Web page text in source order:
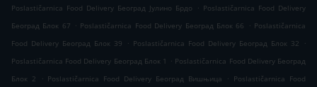
Poslastičarnica Food Delivery Београд Јулино Брдо
. Poslastičarnica Food Delivery
Београд Блок 67 . Poslastičarnica Food Delivery Београд Блок 66 . Poslastičarnica
Food Delivery Београд Блок 39
. Poslastičarnica Food Delivery Београд Блок 32
.
Poslastičarnica Food Delivery Београд Блок 1
. Poslastičarnica Food Delivery Београд
Блок 2
. Poslastičarnica Food Delivery Београд Вишњица . Poslastičarnica Food